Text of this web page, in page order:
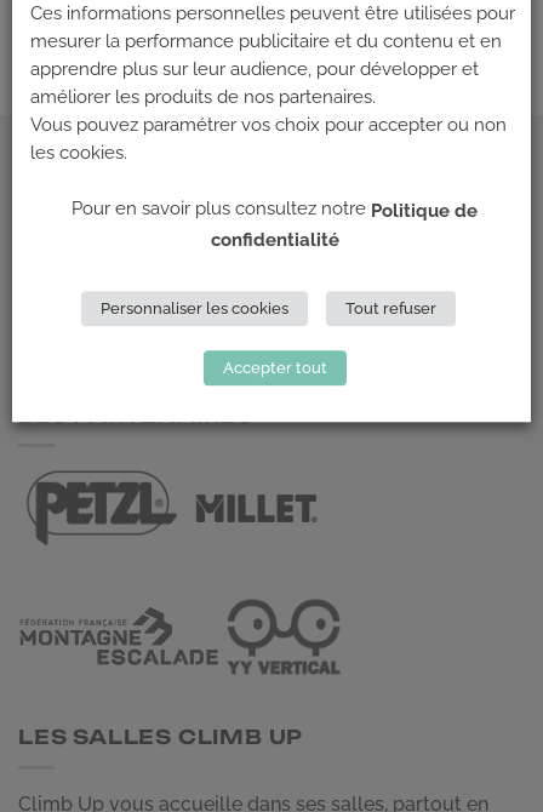
Les commentaires et les rétroliens sont actuellement fermés.
Climb Up (Siège social)
69 007 LYON
LES SALLES CLIMB UP
Climb Up vous accueille dans ses salles, partout en
Ces informations personnelles peuvent être utilisées pour
mesurer la performance publicitaire et du contenu et en
apprendre plus sur leur audience, pour développer et
améliorer les produits de nos partenaires.
Vous pouvez paramétrer vos choix pour accepter ou non
les cookies.
Pour en savoir plus consultez notre Politique de
confidentialité
Personnaliser les cookies Tout refuser
Accepter tout